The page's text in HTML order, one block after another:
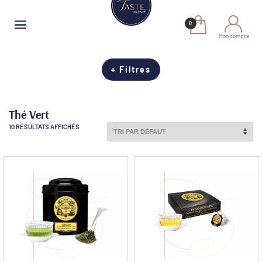
Mon compte
+ Filtres
Thé Vert
10 RÉSULTATS AFFICHÉS